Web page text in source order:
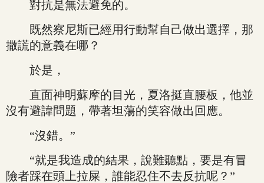
對抗是無法避免的。
既然察尼斯已經用行動幫自己做出選擇，那
撒謊的意義在哪？
於是，
直面神明蘇摩的目光，夏洛挺直腰板，他並
沒有避諱問題，帶著坦蕩的笑容做出回應。
“沒錯。”
“就是我造成的結果，說難聽點，要是有冒
險者踩在頭上拉屎，誰能忍住不去反抗呢？”